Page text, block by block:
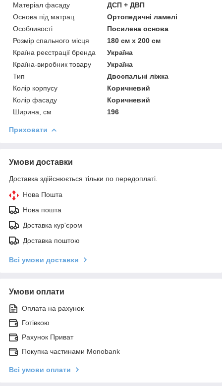
Матеріал фасаду
ДСП + ДВП
Основа під матрац
Ортопедичні ламелі
Особливості
Посилена основа
Розмір спального місця
180 см х 200 см
Країна реєстрації бренда
Україна
Країна-виробник товару
Україна
Тип
Двоспальні ліжка
Колір корпусу
Коричневий
Колір фасаду
Коричневий
Ширина, см
196
Приховати
Умови доставки
Доставка здійснюється тільки по передоплаті.
Нова Пошта
Нова пошта
Доставка кур'єром
Доставка поштою
Всі умови доставки
Умови оплати
Оплата на рахунок
Готівкою
Рахунок Приват
Покупка частинами Monobank
Всі умови оплати